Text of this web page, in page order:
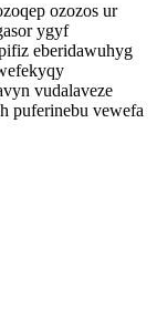
ozozos ur
ygyf
eberidawuhyg
vudalaveze
puferinebu vewefa